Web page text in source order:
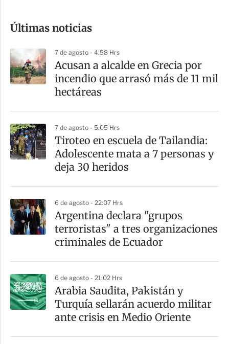
m
a
r
t
Últimas noticias
7 de agosto - 4:58 Hrs
Acusan a alcalde en Grecia por
incendio que arrasó más de 11 mil
hectáreas
7 de agosto - 5:05 Hrs
Tiroteo en escuela de Tailandia:
Adolescente mata a 7 personas y
deja 30 heridos
6 de agosto - 22:07 Hrs
Argentina declara "grupos
terroristas" a tres organizaciones
criminales de Ecuador
6 de agosto - 21:02 Hrs
Arabia Saudita, Pakistán y
Turquía sellarán acuerdo militar
ante crisis en Medio Oriente